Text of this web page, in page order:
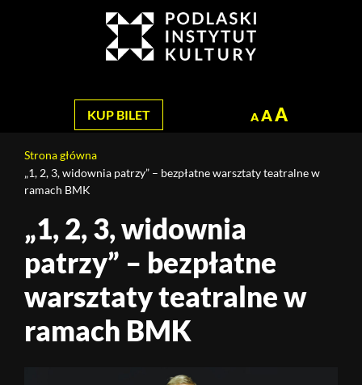
bezpłatne
teatralne
ramach
BMK
KUP BILET A AA
Strona główna
„1, 2, 3, widownia patrzy” – bezpłatne warsztaty teatralne w
ramach BMK
strony„1, 2, 3, widownia
patrzy” – bezpłatne
warsztaty teatralne w
ramach BMK